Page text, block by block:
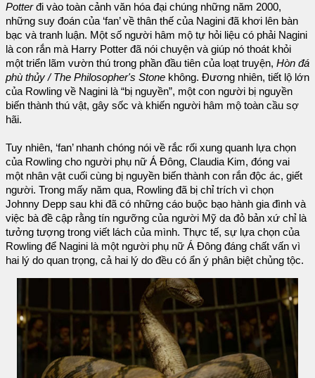
Potterđi vào toàn cảnh văn hóa đại chúng những năm 2000,
những suy đoán của ‘fan’ về thân thế của Nagini đã khơi lên bàn
bạc và tranh luận. Một số người hâm mộ tự hỏi liệu có phải Nagini
là con rắn mà Harry Potter đã nói chuyện và giúp nó thoát khỏi
một triển lãm vườn thú trong phần đầu tiên của loạt truyện, Hòn đá
phù thủy / The Philosopher's Stone không. Đương nhiên, tiết lộ lớn
của Rowling về Nagini là “bị nguyền”, một con người bị nguyền
biến thành thú vật, gây sốc và khiến người hâm mộ toàn cầu sợ
hãi.
Tuy nhiên, ‘fan’ nhanh chóng nói về rắc rối xung quanh lựa chọn
của Rowling cho người phụ nữ Á Đông, Claudia Kim, đóng vai
một nhân vật cuối cùng bị nguyền biến thành con rắn độc ác, giết
người. Trong mấy năm qua, Rowling đã bị chỉ trích vì chọn
Johnny Depp sau khi đã có những cáo buộc bạo hành gia đình và
việc bà đề cập rằng tín ngưỡng của người Mỹ da đỏ bản xứ chỉ là
tưởng tượng trong viết lách của mình. Thực tế, sự lựa chọn của
Rowling để Nagini là một người phụ nữ Á Đông đáng chất vấn vì
hai lý do quan trọng, cả hai lý do đều có ẩn ý phân biệt chủng tộc.